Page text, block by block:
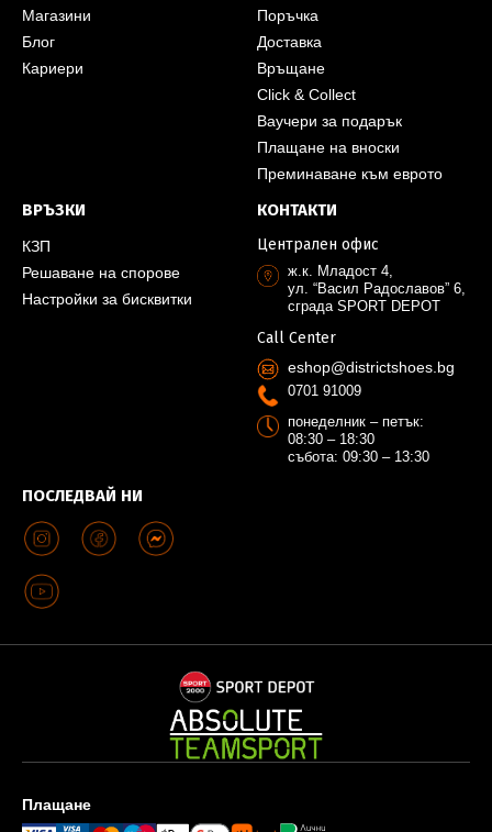
Магазини
Блог
Кариери
Поръчка
Доставка
Връщане
Click & Collect
Ваучери за подарък
Плащане на вноски
Преминаване към еврото
ВРЪЗКИ
КЗП
Решаване на спорове
Настройки за бисквитки
ПОСЛЕДВАЙ НИ
КОНТАКТИ
Централен офис
ж.к. Младост 4,
ул. “Васил Радославов” 6,
сграда SPORT DEPOT
Call Center
eshop@districtshoes.bg
0701 91009
понеделник – петък:
08:30 – 18:30
събота: 09:30 – 13:30
Плащане